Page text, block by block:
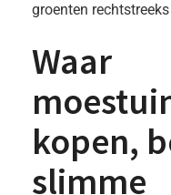
groenten
Waar
kopen,
slimme